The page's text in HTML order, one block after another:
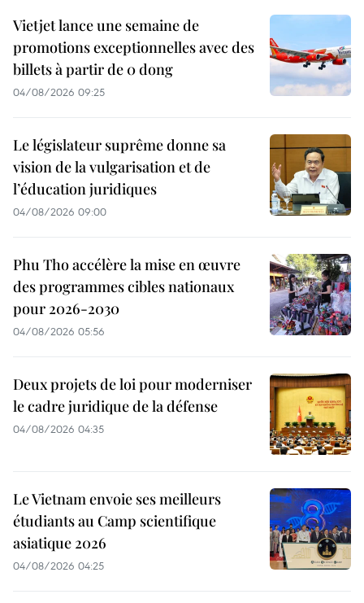
Vietjet lance une semaine de
promotions exceptionnelles avec des
billets à partir de 0 dong
04/08/2026 09:25
Le législateur suprême donne sa
vision de la vulgarisation et de
l’éducation juridiques
04/08/2026 09:00
Phu Tho accélère la mise en œuvre
des programmes cibles nationaux
pour 2026-2030
04/08/2026 05:56
Deux projets de loi pour moderniser
le cadre juridique de la défense
04/08/2026 04:35
Le Vietnam envoie ses meilleurs
étudiants au Camp scientifique
asiatique 2026
04/08/2026 04:25